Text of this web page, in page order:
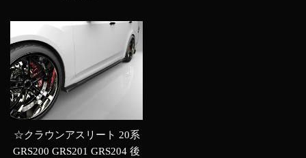
価
☆クラウンアスリート 20系
GRS200 GRS201 GRS204 後